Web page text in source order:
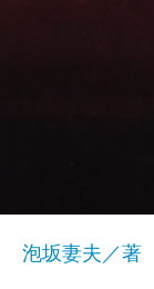
泡坂妻夫／著